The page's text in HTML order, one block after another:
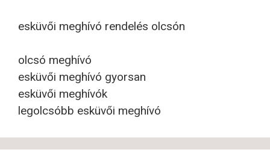
esküvői meghívó rendelés olcsón
olcsó meghívó
esküvői meghívó gyorsan
esküvői meghívók
legolcsóbb esküvői meghívó